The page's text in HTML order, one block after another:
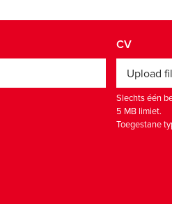
CV
Upload
Slechts één
5 MB limiet.
Toegestane